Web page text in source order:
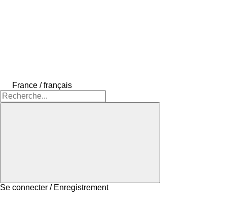
France / français
Se connecter / Enregistrement